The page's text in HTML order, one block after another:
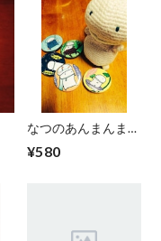
なつのあんまんまん
ばっぢ
¥580